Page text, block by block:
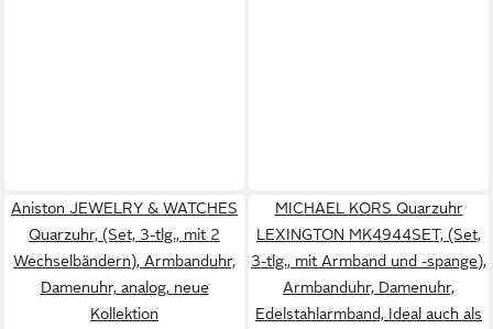
Aniston JEWELRY & WATCHES
Quarzuhr, (Set, 3-tlg., mit 2
Wechselbändern), Armbanduhr,
Damenuhr, analog, neue
Kollektion
MICHAEL KORS Quarzuhr
LEXINGTON MK4944SET, (Set,
3-tlg., mit Armband und -spange),
Armbanduhr, Damenuhr,
Edelstahlarmband, Ideal auch als